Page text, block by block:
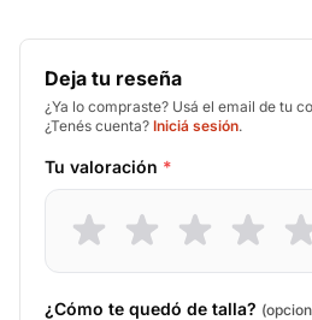
Deja tu reseña
¿Ya lo compraste? Usá el email de tu
¿Tenés cuenta? Iniciá sesión.
Tu valoración *
¿Cómo te quedó de talla?